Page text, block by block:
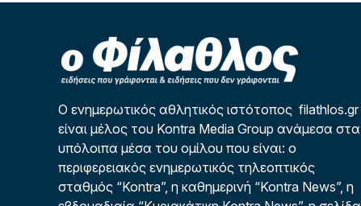
Ο ενημερωτικός αθλητικός ιστότοπος filathlos.gr
είναι μέλος του Kontra Media Group ανάμεσα στα
υπόλοιπα μέσα του ομίλου που είναι: ο
περιφερειακός ενημερωτικός τηλεοπτικός
σταθμός “Kontra”, η καθημερινή “Kontra News”, η